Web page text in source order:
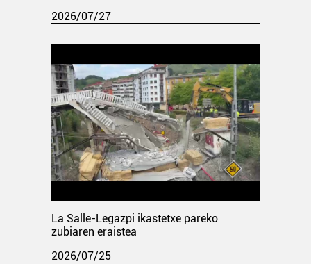
2026/07/27
La Salle-Legazpi ikastetxe pareko
zubiaren eraistea
2026/07/25